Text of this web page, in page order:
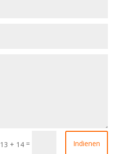
13 + 14 = Indienen